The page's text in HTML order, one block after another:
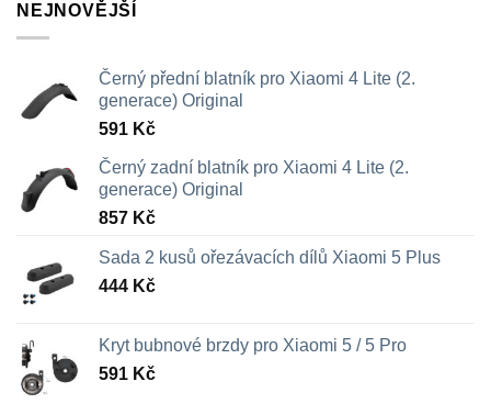
NEJNOVĚJŠÍ
Černý přední blatník pro Xiaomi 4 Lite (2.
generace) Original
591 Kč
Černý zadní blatník pro Xiaomi 4 Lite (2.
generace) Original
857 Kč
Sada 2 kusů ořezávacích dílů Xiaomi 5 Plus
444 Kč
Kryt bubnové brzdy pro Xiaomi 5 / 5 Pro
591 Kč